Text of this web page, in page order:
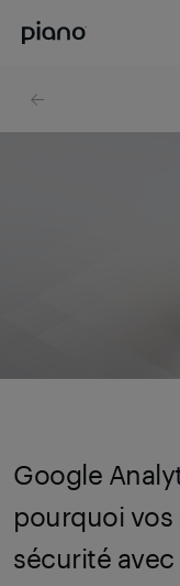
Google
pourquoi vos
sécurité